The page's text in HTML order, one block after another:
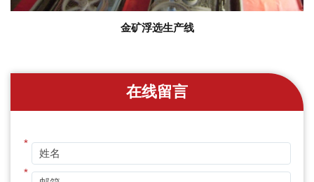
金矿浮选生产线
在线留言
*
*